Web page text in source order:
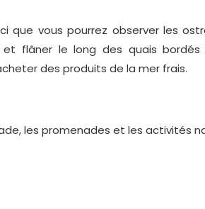
que vous pourrez observer les
flâner le long des quais
des produits de la mer frais.
les promenades et les activités